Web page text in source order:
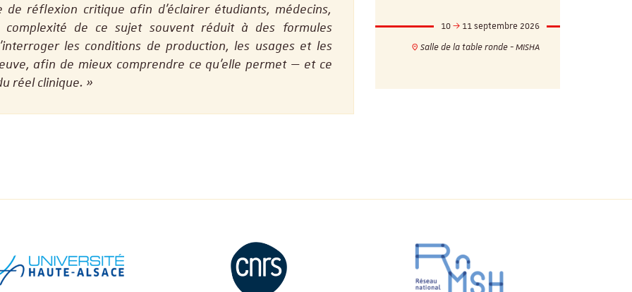
de réflexion critique afin d’éclairer étudiants, médecins,
complexité de ce sujet souvent réduit à des formules
les conditions de production, les usages et les
afin de mieux comprendre ce qu’elle permet — et ce
réel clinique.
17 novembre 2026
17h
Salle Océanie - MISHA
10
11 septembre 2026
Salle de la table ronde - MISHA